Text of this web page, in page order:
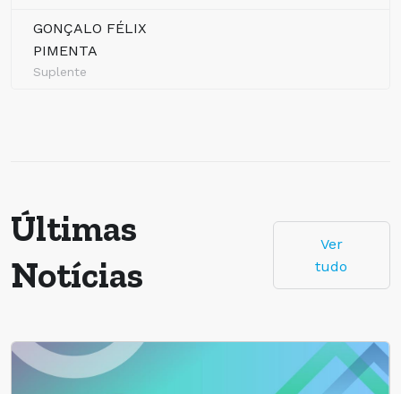
GONÇALO FÉLIX
PIMENTA
Suplente
Últimas
Notícias
Ver
tudo